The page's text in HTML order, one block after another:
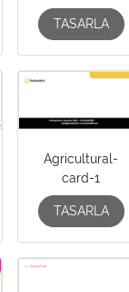
TASARLA
Agricultural-
card-1
TASARLA